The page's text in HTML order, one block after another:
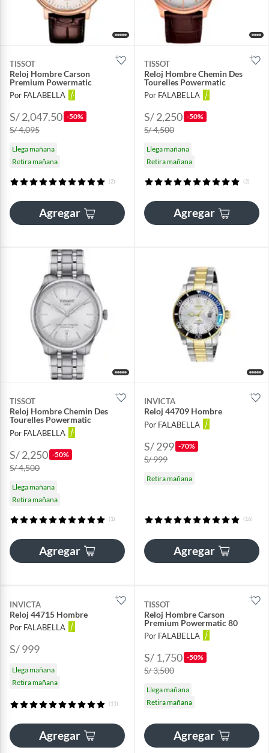
TISSOT
Reloj Hombre Carson
Premium Powermatic
Por FALABELLA
S/ 2,047.50 -50%
S/ 4,095
Llega mañana
Retira mañana
(2)
Agregar
TISSOT
Reloj Hombre Chemin Des
Tourelles Powermatic
Por FALABELLA
S/ 2,250 -50%
S/ 4,500
Llega mañana
Retira mañana
(2)
Agregar
TISSOT
Reloj Hombre Chemin Des
Tourelles Powermatic
Por FALABELLA
S/ 2,250 -50%
S/ 4,500
Llega mañana
Retira mañana
(1)
Agregar
INVICTA
Reloj 44709 Hombre
Por FALABELLA
S/ 299 -70%
S/ 999
Retira mañana
(16)
Agregar
INVICTA
Reloj 44715 Hombre
Por FALABELLA
S/ 999
Llega mañana
Retira mañana
(11)
Agregar
TISSOT
Reloj Hombre Carson
Premium Powermatic 80
Por FALABELLA
S/ 1,750 -50%
S/ 3,500
Llega mañana
Retira mañana
Agregar